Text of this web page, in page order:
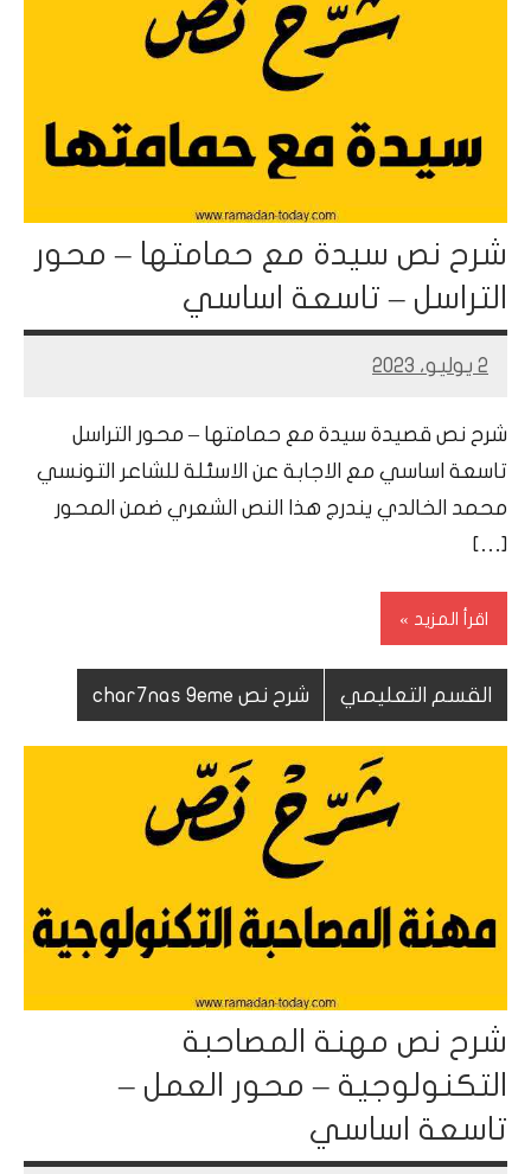
شرح نص سيدة مع حمامتها – محور
التراسل – تاسعة اساسي
2 يوليو، 2023
Mohamed
شرح نص قصيدة سيدة مع حمامتها – محور التراسل
تاسعة اساسي مع الاجابة عن الاسئلة للشاعر التونسي
محمد الخالدي يندرج هذا النص الشعري ضمن المحور
[…]
اقرأ المزيد
القسم التعليمي شرح نص char7nas 9eme
شرح نص مهنة المصاحبة
التكنولوجية – محور العمل –
تاسعة اساسي